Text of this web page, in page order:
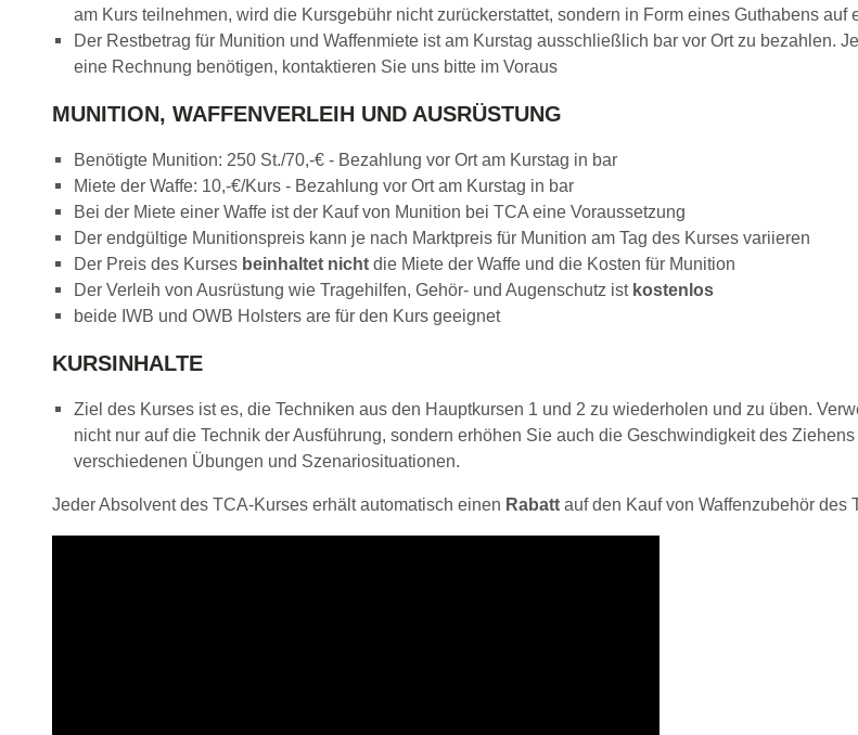
am Kurs teilnehmen, wird die Kursgebühr nicht zurückerstattet, sondern in Form eines Guthabens auf
Der Restbetrag für Munition und Waffenmiete ist am Kurstag ausschließlich bar vor Ort zu bezahlen.
eine Rechnung benötigen, kontaktieren Sie uns bitte im Voraus
MUNITION, WAFFENVERLEIH UND AUSRÜSTUNG
Benötigte Munition: 250 St./70,-€ - Bezahlung vor Ort am Kurstag in bar
Miete der Waffe: 10,-€/Kurs - Bezahlung vor Ort am Kurstag in bar
Bei der Miete einer Waffe ist der Kauf von Munition bei TCA eine Voraussetzung
Der endgültige Munitionspreis kann je nach Marktpreis für Munition am Tag des Kurses variieren
Der Preis des Kurses beinhaltet nicht die Miete der Waffe und die Kosten für Munition
Der Verleih von Ausrüstung wie Tragehilfen, Gehör- und Augenschutz ist kostenlos
beide IWB und OWB Holsters are für den Kurs geeignet
KURSINHALTE
Ziel des Kurses ist es, die Techniken aus den Hauptkursen 1 und 2 zu wiederholen und zu üben.
nicht nur auf die Technik der Ausführung, sondern erhöhen Sie auch die Geschwindigkeit des
verschiedenen Übungen und Szenariosituationen.
Jeder Absolvent des TCA-Kurses erhält automatisch einen Rabatt auf den Kauf von Waffenzubehör des